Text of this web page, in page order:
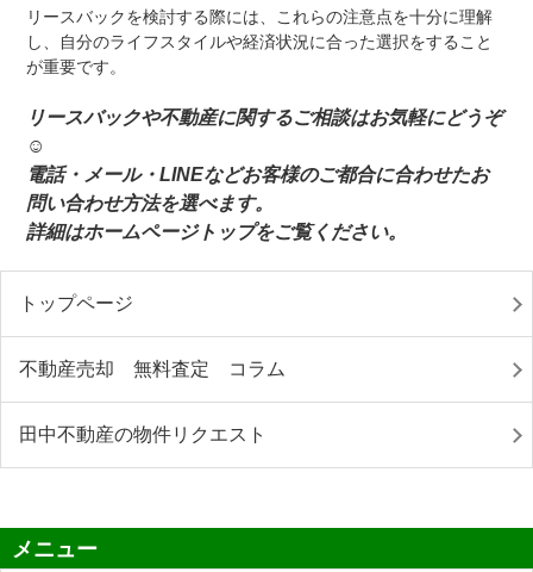
リースバックを検討する際には、これらの注意点を十分に理解
し、自分のライフスタイルや経済状況に合った選択をすること
が重要です。
リースバックや不動産に関するご相談はお気軽にどうぞ
☺️
電話・メール・LINEなどお客様のご都合に合わせたお
問い合わせ方法を選べます。
詳細はホームページトップをご覧ください。
トップページ
不動産売却 無料査定 コラム
田中不動産の物件リクエスト
メニュー